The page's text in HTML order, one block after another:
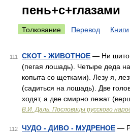
пень+с+глазами
Толкование Перевод Книги
111 СКОТ - ЖИВОТНОЕ — Ни шито,
(пегая лошадь). Четыре деда
копыта со щетками). Лезу я,
(садиться на лошадь). Две
ходят, а две смирно лежат
В.И. Даль. Пословицы русского
112 ЧУДО - ДИВО - МУДРЕНОЕ —